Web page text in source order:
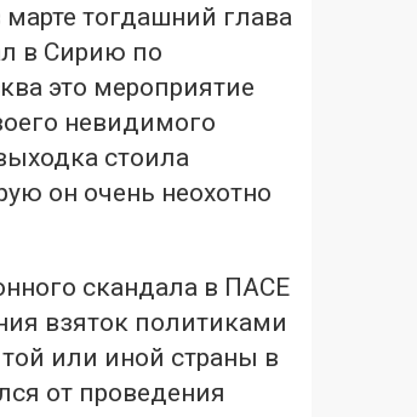
тогдашний глава
в Сирию по
это мероприятие
невидимого
стоила
он очень неохотно
скандала в ПАСЕ
взяток политиками
или иной страны в
от проведения